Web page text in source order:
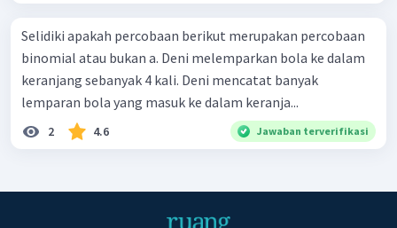
Selidiki apakah percobaan berikut merupakan percobaan
binomial atau bukan a. Deni melemparkan bola ke dalam
keranjang sebanyak 4 kali. Deni mencatat banyak
lemparan bola yang masuk ke dalam keranja...
2 4.6 Jawaban terverifikasi